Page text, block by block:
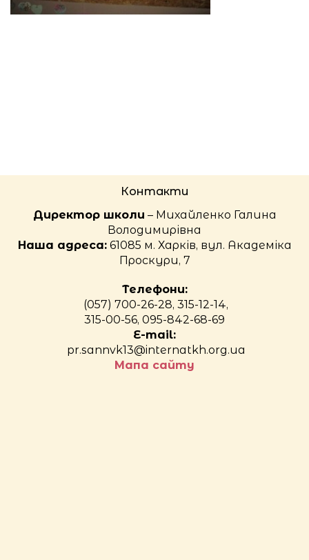
Контакти
Директор школи – Михайленко Галина
Володимирівна
Наша адреса:61085 м. Харків, вул. Академіка
Проскури, 7
Телефони:
(057) 700-26-28, 315-12-14,
315-00-56, 095-842-68-69
E-mail:
pr.sannvk13@internatkh.org.ua
Мапа сайту